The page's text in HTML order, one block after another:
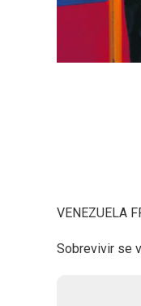
VENEZUELA
Sobrevivir se